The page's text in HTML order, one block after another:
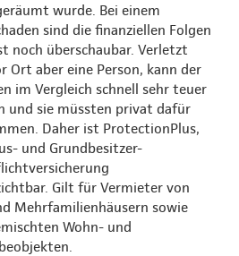
wurde. Bei einem
sind die finanziellen Folgen
noch überschaubar. Verletzt
Ort aber eine Person, kann der
im Vergleich schnell sehr teuer
und sie müssten privat dafür
Daher ist ProtectionPlus,
und Grundbesitzer-
Gilt für Vermieter von
Mehrfamilienhäusern sowie
Wohn- und